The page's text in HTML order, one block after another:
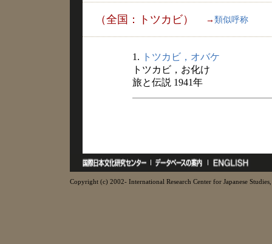
（全国：トツカビ） → 類似呼称
1.
トツカビ，オバケ
トツカビ，お化け
旅と伝説 1941年
Copyright (c) 2002- International Research Center for Japanese